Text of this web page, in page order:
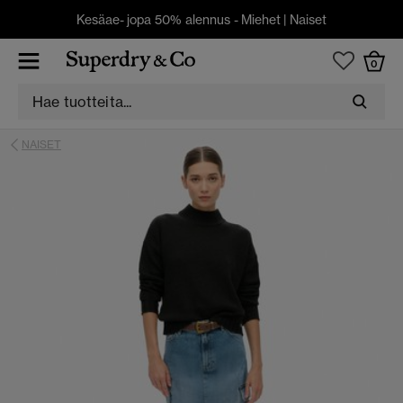
Kesäae- jopa 50% alennus - Miehet | Naiset
0
NAISET